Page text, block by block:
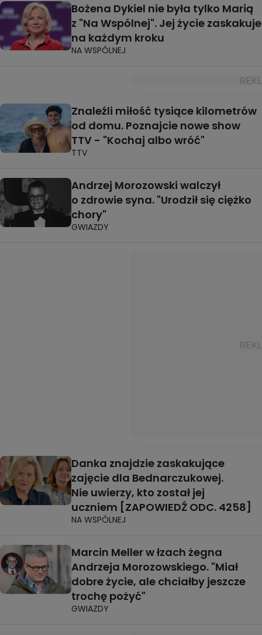
Bożena Dykiel nie była tylko Marią
z "Na Wspólnej". Jej życie zaskakuje
na każdym kroku
NA WSPÓLNEJ
Znaleźli miłość tysiące kilometrów
od domu. Poznajcie nowe show
TTV - "Kochaj albo wróć"
TTV
Andrzej Morozowski walczył
o zdrowie syna. "Urodził się ciężko
chory"
GWIAZDY
Danka znajdzie zaskakujące
zajęcie dla Bednarczukowej.
Nie uwierzy, kto został jej
uczniem [ZAPOWIEDŹ ODC. 4258]
NA WSPÓLNEJ
Marcin Meller w łzach żegna
Andrzeja Morozowskiego. "Miał
dobre życie, ale chciałby jeszcze
trochę pożyć"
GWIAZDY